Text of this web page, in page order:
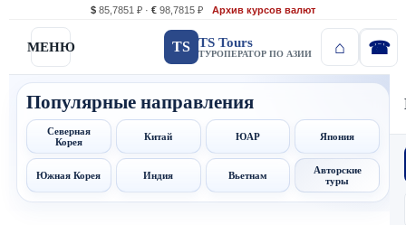
$ 85,7851 ₽ · € 98,7815 ₽ Архив курсов валют
МЕНЮ TS TS Tours
ТУРОПЕРАТОР ПО АЗИИ
Популярные направления
Северная
Корея
Китай ЮАР Япония
Южная Корея Индия Вьетнам
Авторские
туры